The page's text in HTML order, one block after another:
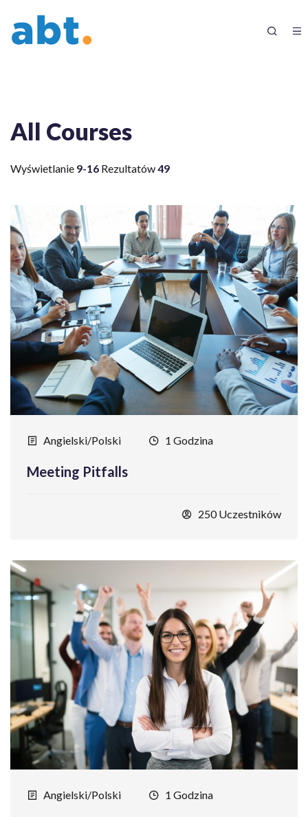
All Courses
Wyświetlanie 9-16 Rezultatów49
Angielski/Polski 1 Godzina
Meeting Pitfalls
250 Uczestników
Angielski/Polski 1 Godzina